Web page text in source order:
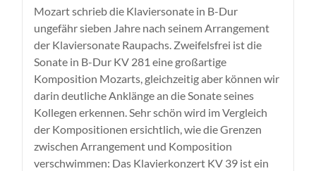
Mozart schrieb die Klaviersonate in B-Dur
ungefähr sieben Jahre nach seinem Arrangement
der Klaviersonate Raupachs. Zweifelsfrei ist die
Sonate in B-Dur KV 281 eine großartige
Komposition Mozarts, gleichzeitig aber können wir
darin deutliche Anklänge an die Sonate seines
Kollegen erkennen. Sehr schön wird im Vergleich
der Kompositionen ersichtlich, wie die Grenzen
zwischen Arrangement und Komposition
verschwimmen: Das Klavierkonzert KV 39 ist ein